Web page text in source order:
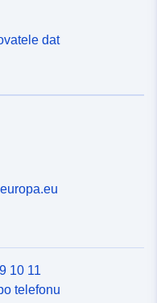
dat
europa.eu
10 11
telefonu